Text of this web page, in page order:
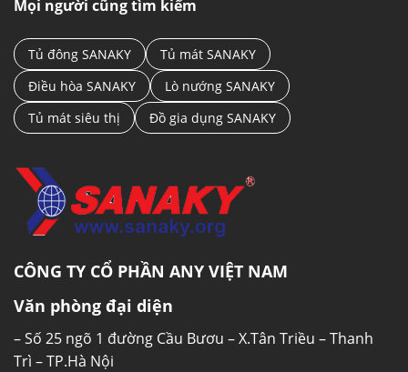
DÀN LẠNH BẰNG NHÔM KẾT HỢP CÔNG
Dàn lạnh bằng nhôm có hiệu quả truyền nhiệt
tốt, đẩy nhanh tốc độ làm lạnh. Ngoài ra đây
dàn lạnh bằng nhôm còn tiết kiệm chi phí cho
người sử dụng khi có giá thành phải chăng. Tủ
độ, hơi lạnh sẽ được tỏa đều bên trong tủ, tác
động toàn diện lên bề mặt thực phẩm, đem
đến hiệu quả làm lạnh sâu, đóng đông triệt để.
Mọi người cũng tìm kiếm
Tủ đông SANAKY
Tủ mát SANAKY
Điều hòa SANAKY
Lò nướng SANAKY
Tủ mát siêu thị
Đồ gia dụng SANAKY
CÔNG TY CỔ PHẦN ANY VIỆT NAM
Văn phòng đại diện
– Số 25 ngõ 1 đường Cầu Bươu – X.Tân Triều – Thanh
Trì – TP.Hà Nội